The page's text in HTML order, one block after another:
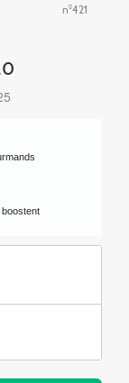
n°421